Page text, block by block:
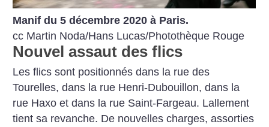
Manif du 5 décembre 2020 à Paris.
cc Martin Noda/Hans Lucas/Photothèque Rouge
Nouvel assaut des flics
Les flics sont positionnés dans la rue des
Tourelles, dans la rue Henri-Dubouillon, dans la
rue Haxo et dans la rue Saint-Fargeau. Lallement
tient sa revanche. De nouvelles charges, assorties